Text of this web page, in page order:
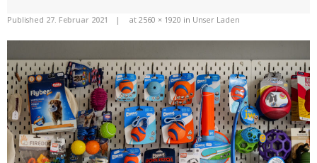
Published 27. Februar 2021 at 2560 × 1920 in Unser Laden